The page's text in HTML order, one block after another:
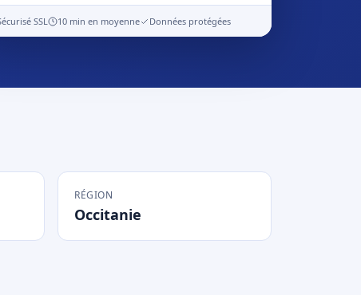
SSL 10 min en moyenne Données protégées
RÉGION
Occitanie